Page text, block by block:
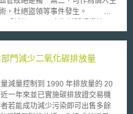
等技術開發，並與歐洲投資銀行
支援會員國的潔淨工業部門；今年
Networks for Energy
跨國能源基礎建設逾12 億歐元，
礎設施等計畫。
解決問題時，在3個月內使用者可
O2、Virgin Media等17家ISP業者
杜絕盜領等事件發生。 日
指血管影像，和金融卡資料及銀行
只有血管內有溫暖血液流動的手
門減少二氧化碳排放量
量控制到 1990 年排放量的 20
一年來並已實施碳排放證交易機
若能成功減少污染即可出售多餘